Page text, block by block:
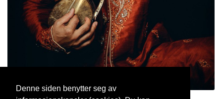
Denne siden benytter seg av